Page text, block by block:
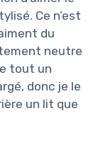
Ce n’est
du
neutre
tout un
donc je le
un lit que